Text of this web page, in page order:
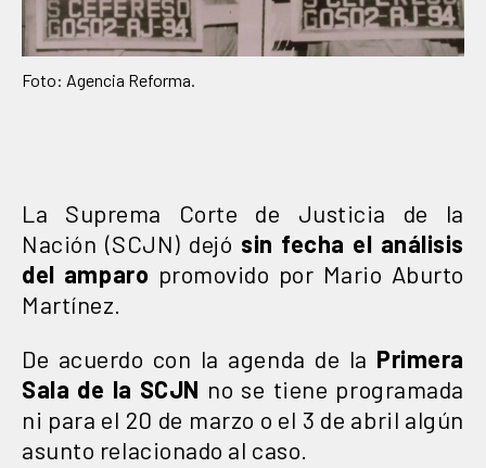
Foto: Agencia Reforma.
La Suprema Corte de Justicia de la
Nación (SCJN) dejó sin fecha el análisis
del amparo promovido por Mario Aburto
Martínez.
De acuerdo con la agenda de la Primera
Sala de la SCJN no se tiene programada
ni para el 20 de marzo o el 3 de abril algún
asunto relacionado al caso.